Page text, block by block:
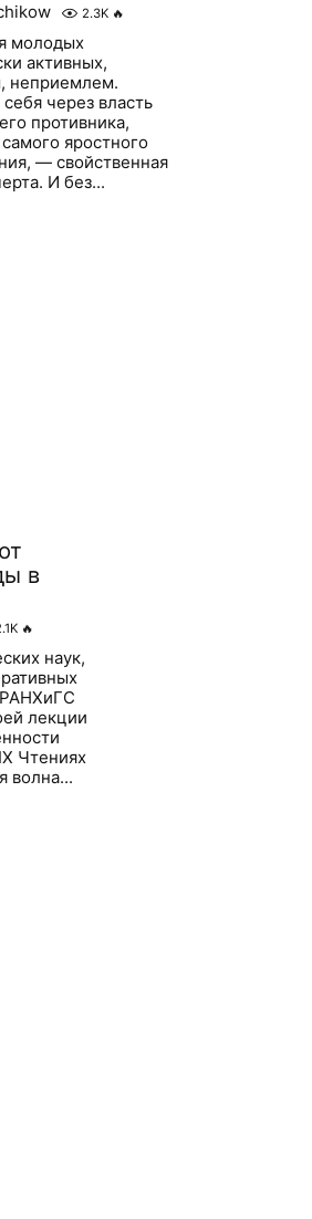
2.3K 🔥
молодых
активных,
неприемлем.
через власть
противника,
яростного
— свойственная
И без...
в
🔥
наук,
лекции
Чтениях
волна...